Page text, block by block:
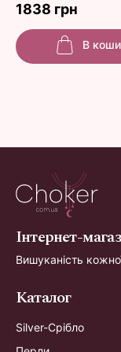
1838 грн
В
Інтернет-
Вишуканість
Каталог
Silver-Срібло